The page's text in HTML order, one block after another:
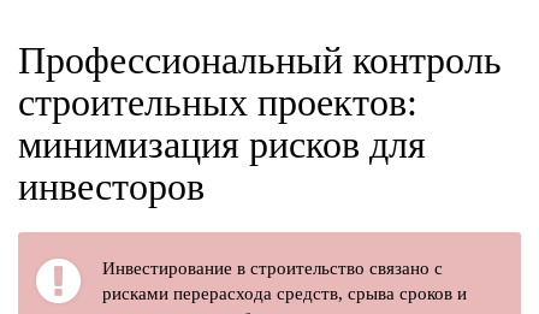
Профессиональный контроль
строительных проектов:
минимизация рисков для
инвесторов
Инвестирование в строительство связано с
рисками перерасхода средств, срыва сроков и